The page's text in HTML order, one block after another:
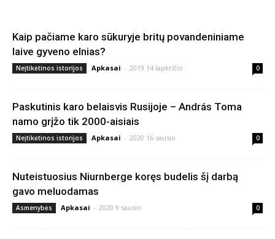
Kaip pačiame karo sūkuryje britų povandeniniame
laive gyveno elnias?
Neįtikėtinos istorijos Apkasai - 2019 14 lapkričio 0
Paskutinis karo belaisvis Rusijoje – András Toma
namo grįžo tik 2000-aisiais
Neįtikėtinos istorijos Apkasai - 2020 16 sausio 0
Nuteistuosius Niurnberge koręs budelis šį darbą
gavo meluodamas
Asmenybės Apkasai - 2020 9 sausio 0